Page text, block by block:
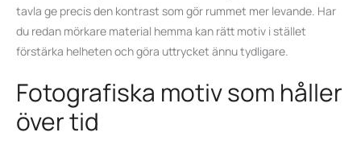
tavla ge precis den kontrast som gör rummet mer levande. Har
du redan mörkare material hemma kan rätt motiv i stället
förstärka helheten och göra uttrycket ännu tydligare.
Fotografiska motiv som håller
över tid